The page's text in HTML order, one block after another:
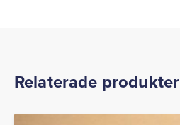
Relaterade produkter